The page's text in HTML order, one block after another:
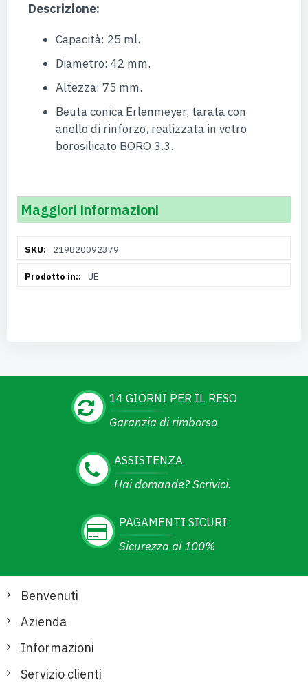
Descrizione:
Capacità: 25 ml.
Diametro: 42 mm.
Altezza: 75 mm.
Beuta conica Erlenmeyer, tarata con
anello di rinforzo, realizzata in vetro
borosilicato BORO 3.3.
Maggiori informazioni
Informazioni219820092379
UE
14 GIORNI PER IL RESO
Garanzia di rimborso
ASSISTENZA
Hai domande? Scrivici.
PAGAMENTI SICURI
Sicurezza al 100%
Benvenuti
Azienda
Informazioni
Servizio clienti